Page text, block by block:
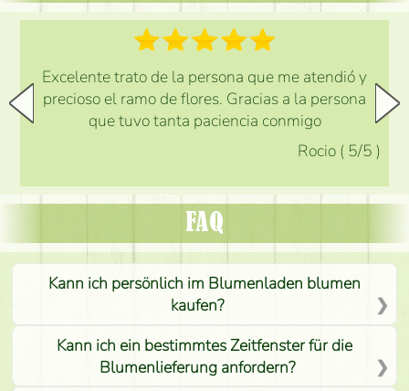
Excelente trato de la persona que me atendió y
precioso el ramo de flores. Gracias a la persona
que tuvo tanta paciencia conmigo
Rocio ( 5/5 )
FAQ
Kann ich persönlich im Blumenladen blumen
kaufen?
Kann ich ein bestimmtes Zeitfenster für die
Blumenlieferung anfordern?